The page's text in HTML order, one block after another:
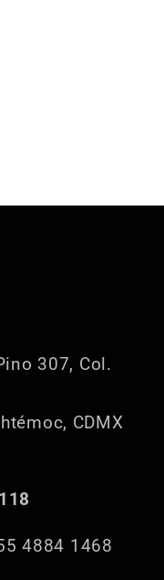
307, Col.
CDMX
4884 1468